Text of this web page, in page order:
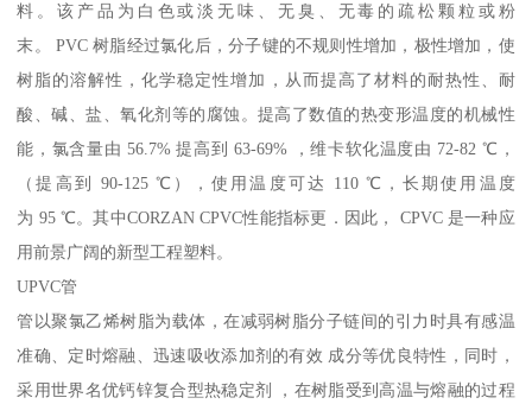
料。该产品为白色或淡无味、无臭、无毒的疏松颗粒或粉
末。 PVC 树脂经过氯化后，分子键的不规则性增加，极性增加，使
树脂的溶解性，化学稳定性增加，从而提高了材料的耐热性、耐
酸、碱、盐、氧化剂等的腐蚀。提高了数值的热变形温度的机械性
能，氯含量由 56.7% 提高到 63-69% ，维卡软化温度由 72-82 ℃，
（提高到 90-125 ℃），使用温度可达 110 ℃，长期使用温度
为 95 ℃。其中CORZAN CPVC性能指标更．因此， CPVC 是一种应
用前景广阔的新型工程塑料。
UPVC管
管以聚氯乙烯树脂为载体，在减弱树脂分子链间的引力时具有感温
准确、定时熔融、迅速吸收添加剂的有效 成分等优良特性，同时，
采用世界名优钙锌复合型热稳定剂 ，在树脂受到高温与熔融的过程